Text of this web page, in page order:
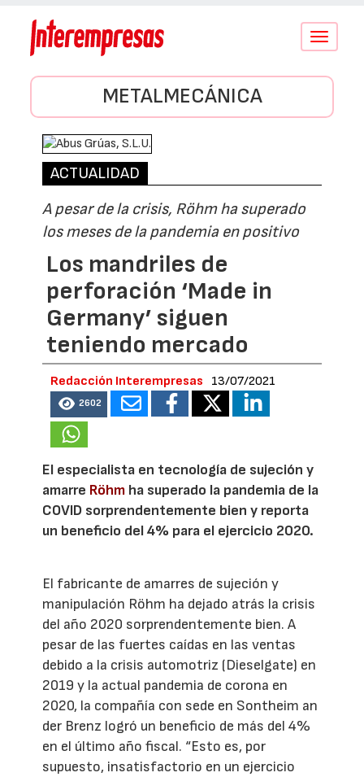
Conmutar
METALMECÁNICA
ACTUALIDAD
A pesar de la crisis, Röhm ha superado
los meses de la pandemia en positivo
Los mandriles de
perforación ‘Made in
Germany’ siguen
teniendo mercado
Redacción Interempresas 13/07/2021
2602
El especialista en tecnología de sujeción y
amarre Röhm ha superado la pandemia de la
COVID sorprendentemente bien y reporta
un beneficio del 4% para el ejercicio 2020.
El fabricante de amarres de sujeción y
manipulación Röhm ha dejado atrás la crisis
del año 2020 sorprendentemente bien. A
pesar de las fuertes caídas en las ventas
debido a la crisis automotriz (Dieselgate) en
2019 y la actual pandemia de corona en
2020, la compañía con sede en Sontheim an
der Brenz logró un beneficio de más del 4%
en el último año fiscal. “Esto es, por
supuesto, insatisfactorio en un ejercicio